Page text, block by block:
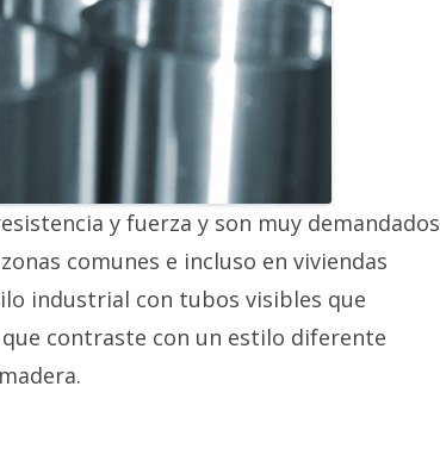
y fuerza y son muy demandados
comunes e incluso en viviendas
industrial con tubos visibles que
contraste con un estilo diferente